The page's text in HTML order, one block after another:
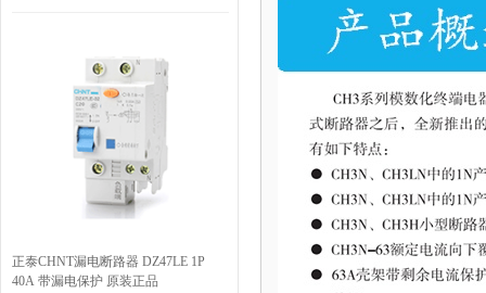
正泰CHNT漏电断路器 DZ47LE 1P
40A 带漏电保护 原装正品